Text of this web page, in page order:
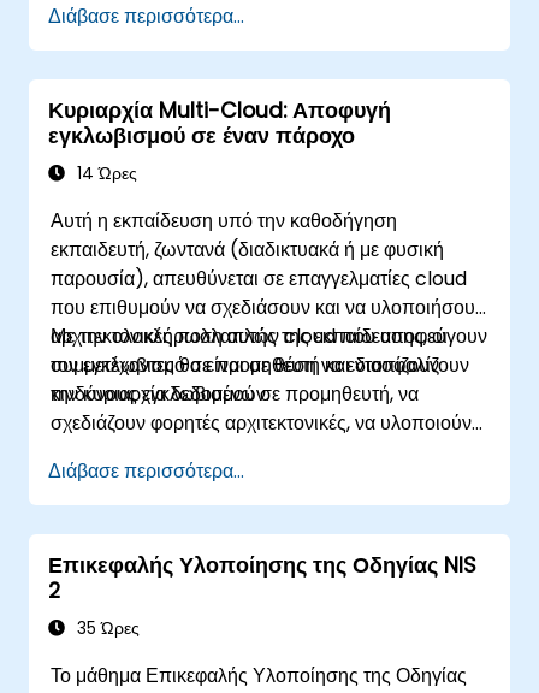
Διάβασε περισσότερα...
Κυριαρχία Multi-Cloud: Αποφυγή
εγκλωβισμού σε έναν πάροχο
14 Ώρες
Αυτή η εκπαίδευση υπό την καθοδήγηση
εκπαιδευτή, ζωντανά (διαδικτυακά ή με φυσική
παρουσία), απευθύνεται σε επαγγελματίες cloud
που επιθυμούν να σχεδιάσουν και να υλοποιήσουν
αρχιτεκτονικές πολλαπλών cloud που αποφεύγουν
τον εγκλωβισμό σε προμηθευτή και διασφαλίζουν
την κυριαρχία δεδομένων.
Με την ολοκλήρωση αυτής της εκπαίδευσης, οι
συμμετέχοντες θα είναι σε θέση να εντοπίζουν
κινδύνους εγκλωβισμού σε προμηθευτή, να
σχεδιάζουν φορητές αρχιτεκτονικές, να υλοποιούν
εργαλεία ανεξάρτητα από cloud.
Διάβασε περισσότερα...
Επικεφαλής Υλοποίησης της Οδηγίας NIS
2
35 Ώρες
Το μάθημα Επικεφαλής Υλοποίησης της Οδηγίας